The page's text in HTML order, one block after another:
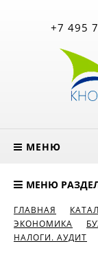
+7 495
МЕНЮ
МЕНЮ
ГЛАВНАЯ
ЭКОНОМИКА
НАЛОГИ. АУДИТ